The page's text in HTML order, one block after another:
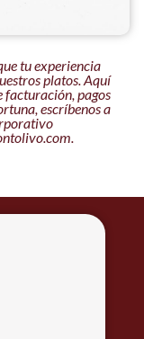
tu experiencia
platos. Aquí
facturación, pagos
escríbenos a